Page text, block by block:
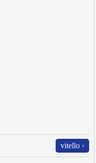
vitello ›